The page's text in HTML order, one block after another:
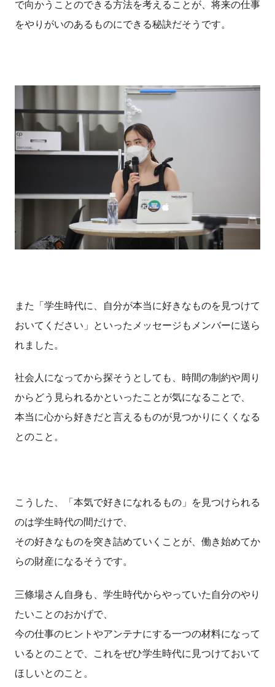
で向かうことのできる方法を考えることが、将来の仕事
をやりがいのあるものにできる秘訣だそうです。
また「学生時代に、自分が本当に好きなものを見つけて
おいてください」といったメッセージもメンバーに送ら
れました。
社会人になってから探そうとしても、時間の制約や周り
からどう見られるかといったことが気になることで、
本当に心から好きだと言えるものが見つかりにくくなる
とのこと。
こうした、「本気で好きになれるもの」を見つけられる
のは学生時代の間だけで、
その好きなものを突き詰めていくことが、働き始めてか
らの財産になるそうです。
三條場さん自身も、学生時代からやっていた自分のやり
たいことのおかげで、
今の仕事のヒントやアンテナにする一つの材料になって
いるとのことで、これをぜひ学生時代に見つけておいて
ほしいとのこと。